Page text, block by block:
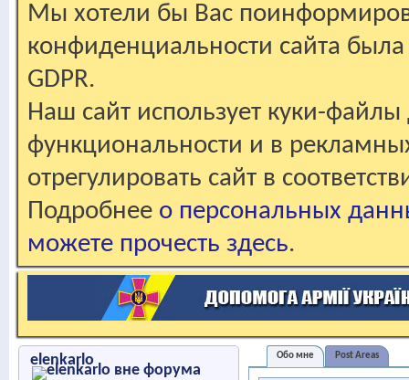
Мы хотели бы Вас
конфиденциальности сайта
GDPR.
Наш сайт использует куки-файлы
функциональности и в
отрегулировать сайт в
Подробнее о персональных
можете прочесть здесь.
elenkarlo Обо мне Post Areas